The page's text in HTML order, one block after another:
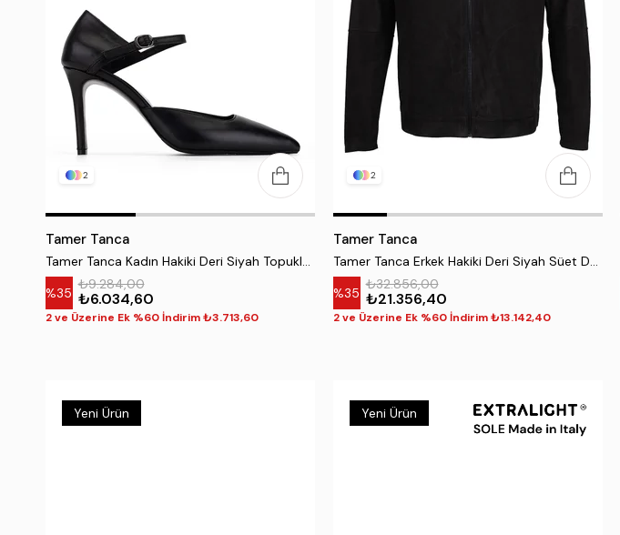
2
Tamer Tanca
Tamer Tanca Kadın Hakiki Deri Siyah Topuklu Ayakkabı
%35 ₺6.034,60
₺9.284,00
2 ve Üzerine Ek %60 İndirim ₺3.713,60
2
Tamer Tanca
Tamer Tanca Erkek Hakiki Deri Siyah Süet Deri Mont
%35 ₺21.356,40
₺32.856,00
2 ve Üzerine Ek %60 İndirim ₺13.142,40
Yeni Ürün Yeni Ürün